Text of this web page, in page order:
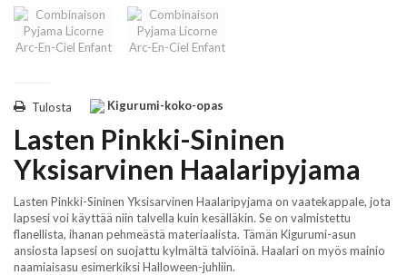
Kigurumi-koko-opas
Tulosta
Lasten Pinkki-Sininen
Yksisarvinen Haalaripyjama
Lasten Pinkki-Sininen Yksisarvinen Haalaripyjama on vaatekappale, jota
lapsesi voi käyttää niin talvella kuin kesälläkin. Se on valmistettu
flanellista, ihanan pehmeästä materiaalista. Tämän Kigurumi-asun
ansiosta lapsesi on suojattu kylmältä talviöinä. Haalari on myös mainio
naamiaisasu esimerkiksi Halloween-juhliin.